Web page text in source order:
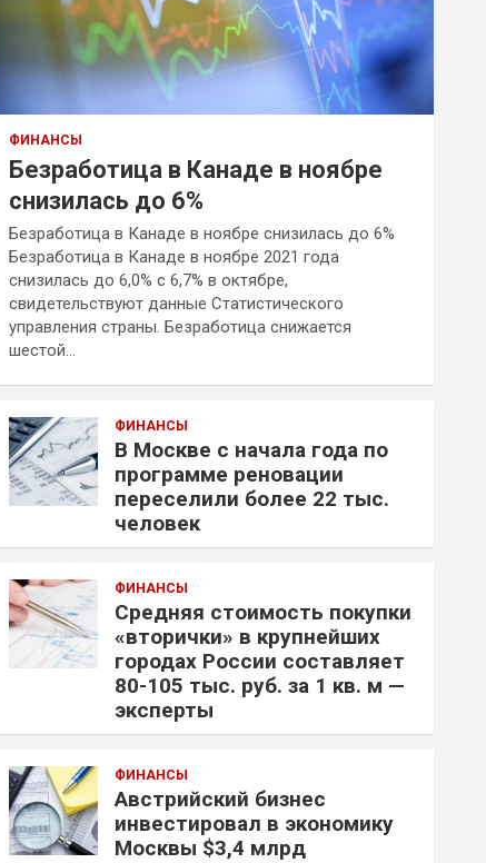
ФИНАНСЫ
Безработица в Канаде в ноябре
снизилась до 6%
Безработица в Канаде в ноябре снизилась до 6%
Безработица в Канаде в ноябре 2021 года
снизилась до 6,0% с 6,7% в октябре,
свидетельствуют данные Статистического
управления страны. Безработица снижается
шестой…
ФИНАНСЫ
В Москве с начала года по
программе реновации
переселили более 22 тыс.
человек
ФИНАНСЫ
Средняя стоимость покупки
«вторички» в крупнейших
городах России составляет
80-105 тыс. руб. за 1 кв. м —
эксперты
ФИНАНСЫ
Австрийский бизнес
инвестировал в экономику
Москвы $3,4 млрд